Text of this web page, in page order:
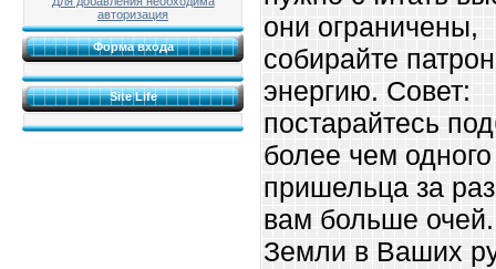
авторизация
Форма входа
Site Life
они ограничены,
собирайте
энергию. Совет:
постарайтесь
более чем одного
пришельца за
вам больше
Земли в Ваших